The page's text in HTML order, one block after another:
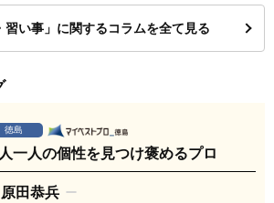
習い事」に関するコラムを全て見る
徳島
一人の個性を見つけ褒めるプロ
原田恭兵